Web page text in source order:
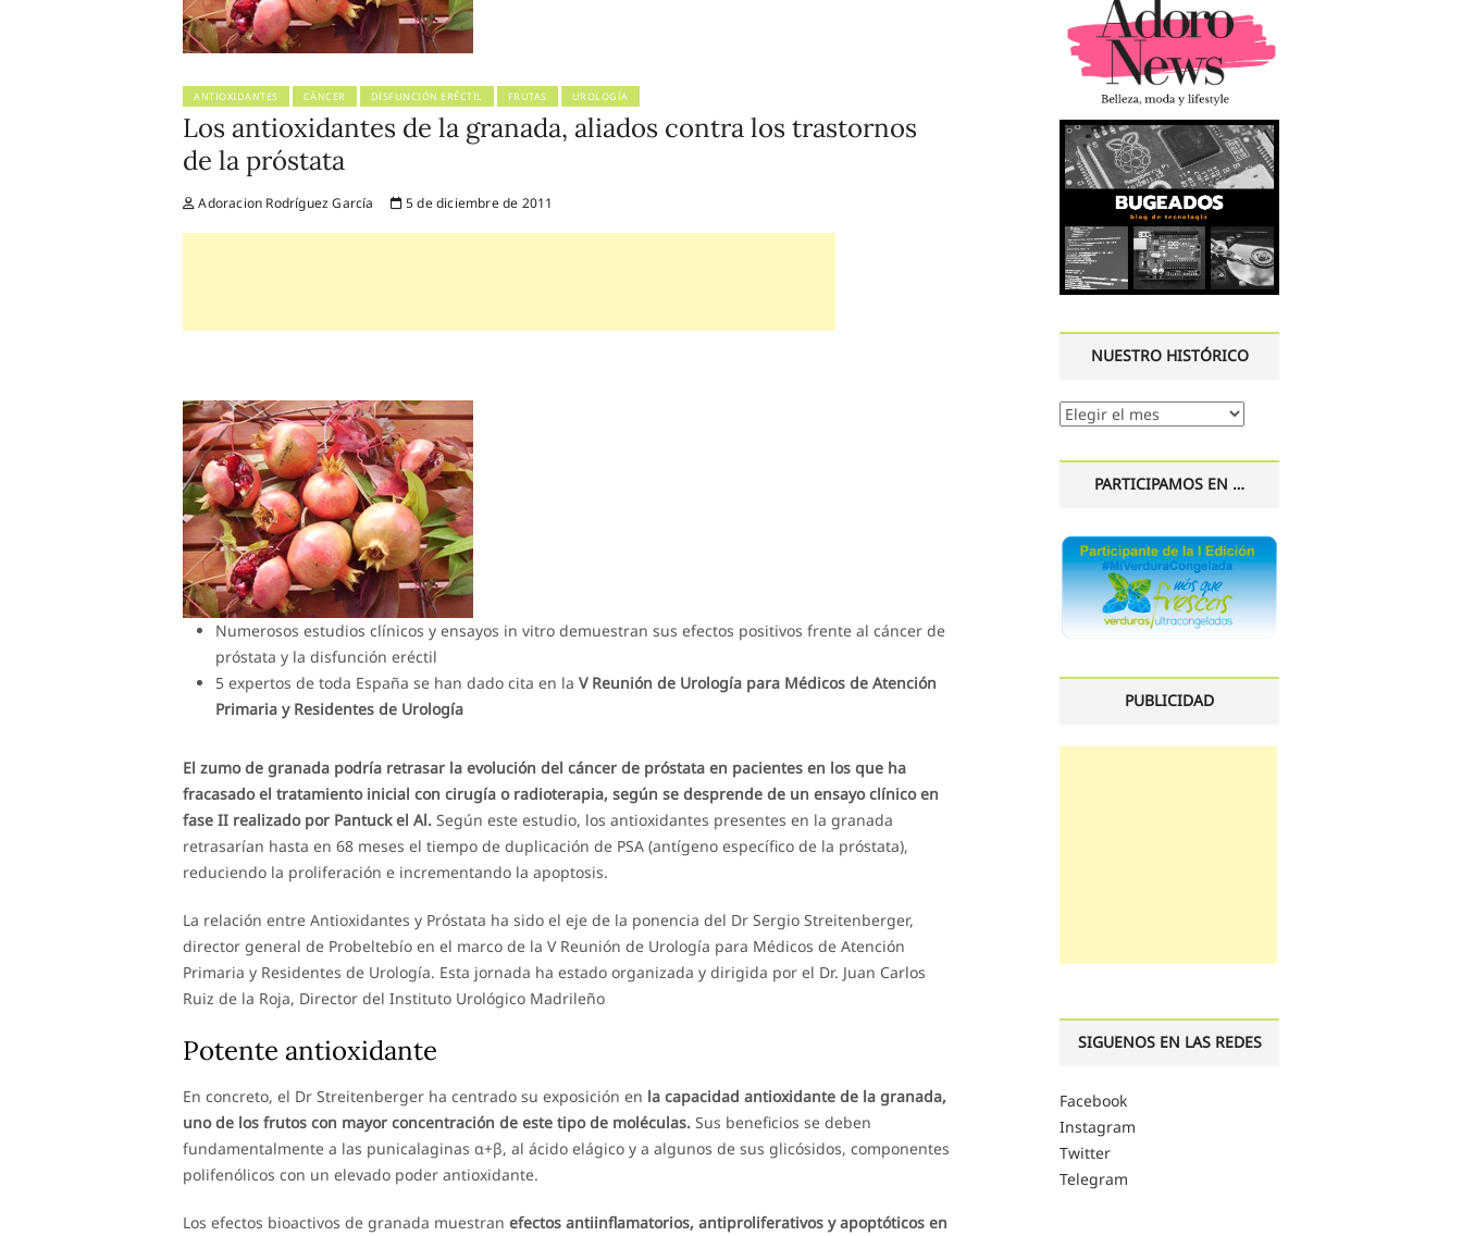
ANTIOXIDANTES CÁNCER DISFUNCIÓN ERÉCTIL FRUTAS UROLOGÍA
Los antioxidantes de la granada, aliados contra los trastornos
de la próstata
Adoracion Rodríguez García 5 de diciembre de 2011
Numerosos estudios clínicos y ensayos in vitro demuestran sus efectos positivos frente al cáncer de
próstata y la disfunción eréctil
5 expertos de toda España se han dado cita en la V Reunión de Urología para Médicos de Atención
Primaria y Residentes de Urología
El zumo de granada podría retrasar la evolución del cáncer de próstata en pacientes en los que ha
fracasado el tratamiento inicial con cirugía o radioterapia, según se desprende de un ensayo clínico en
fase II realizado por Pantuck el Al. Según este estudio, los antioxidantes presentes en la granada
retrasarían hasta en 68 meses el tiempo de duplicación de PSA (antígeno específico de la próstata),
reduciendo la proliferación e incrementando la apoptosis.
La relación entre Antioxidantes y Próstata ha sido el eje de la ponencia del Dr Sergio Streitenberger,
director general de Probeltebío en el marco de la V Reunión de Urología para Médicos de Atención
Primaria y Residentes de Urología. Esta jornada ha estado organizada y dirigida por el Dr. Juan Carlos
Ruiz de la Roja, Director del Instituto Urológico Madrileño
Potente antioxidante
En concreto, el Dr Streitenberger ha centrado su exposición en la capacidad antioxidante de la granada,
uno de los frutos con mayor concentración de este tipo de moléculas. Sus beneficios se deben
fundamentalmente a las punicalaginas α+β, al ácido elágico y a algunos de sus glicósidos, componentes
polifenólicos con un elevado poder antioxidante.
Los efectos bioactivos de granada muestran efectos antiinflamatorios, antiproliferativos y apoptóticos en
NUESTRO HISTÓRICO
Nuestro
PARTICIPAMOS EN …
PUBLICIDAD
SIGUENOS EN LAS REDES
Facebook
Instagram
Twitter
Telegram